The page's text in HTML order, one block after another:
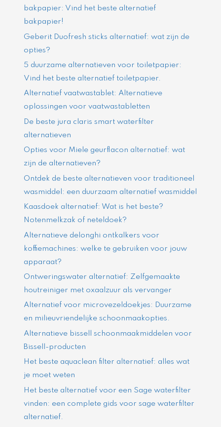
bakpapier: Vind het beste alternatief
bakpapier!
Geberit Duofresh sticks alternatief: wat zijn de
opties?
5 duurzame alternatieven voor toiletpapier:
Vind het beste alternatief toiletpapier.
Alternatief vaatwastablet: Alternatieve
oplossingen voor vaatwastabletten
De beste jura claris smart waterfilter
alternatieven
Opties voor Miele geurflacon alternatief: wat
zijn de alternatieven?
Ontdek de beste alternatieven voor traditioneel
wasmiddel: een duurzaam alternatief wasmiddel
Kaasdoek alternatief: Wat is het beste?
Notenmelkzak of neteldoek?
Alternatieve delonghi ontkalkers voor
koffiemachines: welke te gebruiken voor jouw
apparaat?
Ontweringswater alternatief: Zelfgemaakte
houtreiniger met oxaalzuur als vervanger
Alternatief voor microvezeldoekjes: Duurzame
en milieuvriendelijke schoonmaakopties.
Alternatieve bissell schoonmaakmiddelen voor
Bissell-producten
Het beste aquaclean filter alternatief: alles wat
je moet weten
Het beste alternatief voor een Sage waterfilter
vinden: een complete gids voor sage waterfilter
alternatief.